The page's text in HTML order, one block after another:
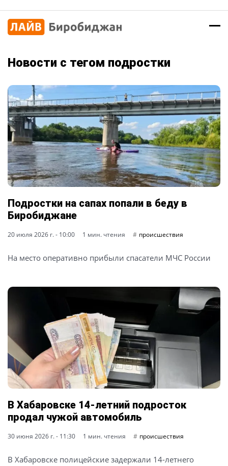
Новости с тегом подростки
Подростки на сапах попали в беду в
Биробиджане
20 июля 2026 г. - 10:00 1 мин. чтения происшествия
На место оперативно прибыли спасатели МЧС России
В Хабаровске 14-летний подросток
продал чужой автомобиль
30 июня 2026 г. - 11:30 1 мин. чтения происшествия
В Хабаровске полицейские задержали 14-летнего